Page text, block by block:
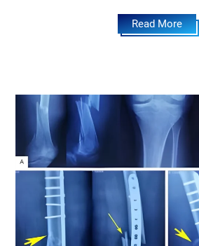
Read More